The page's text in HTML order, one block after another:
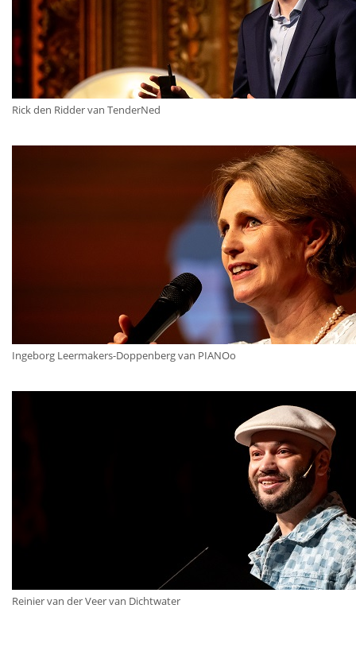
Rick den Ridder van TenderNed
Ingeborg Leermakers-Doppenberg van PIANOo
Reinier van der Veer van Dichtwater